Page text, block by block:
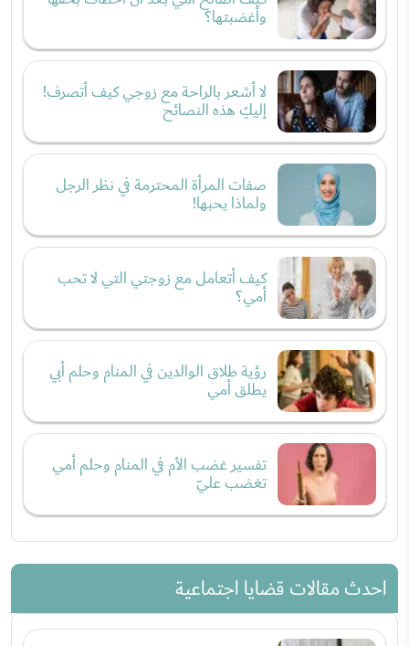
وأغضبتها؟
لا أشعر بالراحة مع زوجي كيف أتصرف!
إليكِ هذه النصائح
صفات المرأة المحترمة في نظر الرجل
ولماذا يحبها!
كيف أتعامل مع زوجتي التي لا تحب
أمي؟
رؤية طلاق الوالدين في المنام وحلم أبي
يطلق أمي
تفسير غضب الأم في المنام وحلم أمي
تغضب عليّ
احدث مقالات قضايا اجتماعية